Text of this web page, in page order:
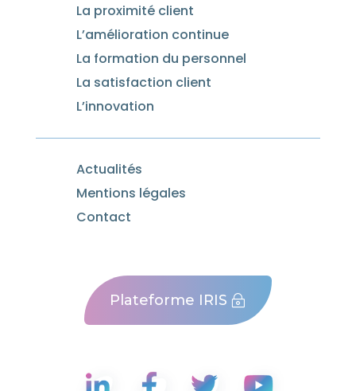
La proximité client
L’amélioration continue
La formation du personnel
La satisfaction client
L’innovation
Actualités
Mentions légales
Contact
Plateforme IRIS